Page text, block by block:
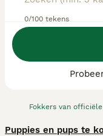
0/100 tekens
Fokkers van
We hebben
Puppies en pups te